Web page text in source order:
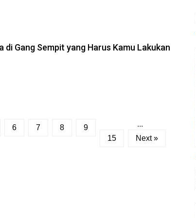
di Gang Sempit yang Harus Kamu Lakukan
6 7 8 9
...
15
Next »